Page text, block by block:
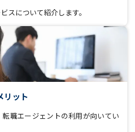
スについて紹介します。
リット
職エージェントの利用が向いてい